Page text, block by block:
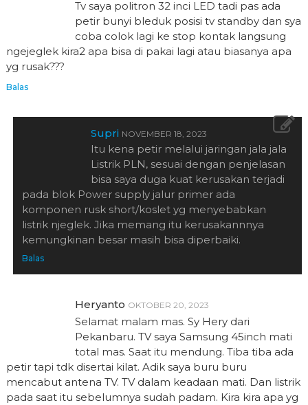
Tv saya politron 32 inci LED tadi pas ada
petir bunyi bleduk posisi tv standby dan sya
coba colok lagi ke stop kontak langsung
ngejeglek kira2 apa bisa di pakai lagi atau biasanya apa
yg rusak???
Balas
Supri NOVEMBER 18, 2023
Itu kena petir melalui jaringan jala jala
Listrik PLN, sesuai dengan penjelasan
bisa saya duga kuat kerusakan terjadi
pada blok Power supply jalur primer ada
komponen rusk short/koslet yg menyebabkan
listrik njeglek. Jika memang itu kerusakannnya
kemungkinan besar masih bisa diperbaiki.
Balas
Heryanto OKTOBER 20, 2023
Selamat malam mas. Sy Hery dari
Pekanbaru. TV saya Samsung 45inch mati
total mas. Saat itu mendung. Tiba tiba ada
petir tapi tdk disertai kilat. Adik saya buru buru
mencabut antena TV. TV dalam keadaan mati. Dan listrik
pada saat itu sebelumnya sudah padam. Kira kira apa yg